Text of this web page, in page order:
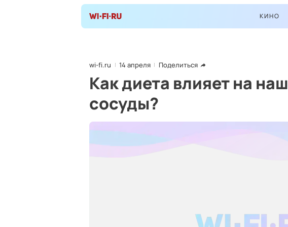
КИНО
wi-fi.ru 14 апреля Поделиться
Как диета влияет на
сосуды?